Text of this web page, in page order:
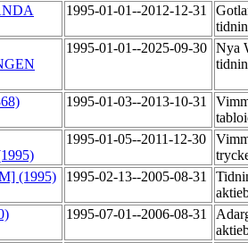
1995-01-01--2012-12-31
1995-01-01--2025-09-30 Nya
1995-01-03--2013-10-31
1995-01-05--2011-12-30
(1995)
1995-02-13--2005-08-31
1995-07-01--2006-08-31